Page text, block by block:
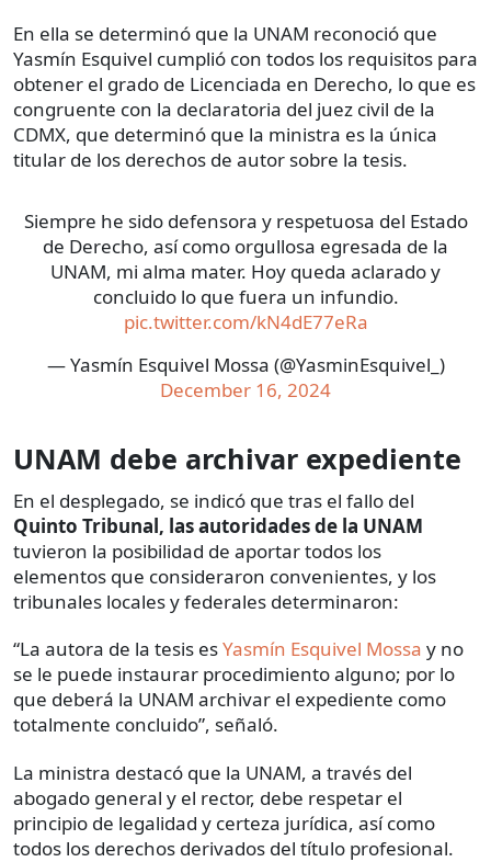
En ella se determinó que la UNAM reconoció que
Yasmín Esquivel cumplió con todos los requisitos para
obtener el grado de Licenciada en Derecho, lo que es
congruente con la declaratoria del juez civil de la
CDMX, que determinó que la ministra es la única
titular de los derechos de autor sobre la tesis.
Siempre he sido defensora y respetuosa del Estado
de Derecho, así como orgullosa egresada de la
UNAM, mi alma mater. Hoy queda aclarado y
concluido lo que fuera un infundio.
pic.twitter.com/kN4dE77eRa
— Yasmín Esquivel Mossa (@YasminEsquivel_)
December 16, 2024
UNAM debe archivar expediente
En el desplegado, se indicó que tras el fallo del
Quinto Tribunal, las autoridades de la UNAM
tuvieron la posibilidad de aportar todos los
elementos que consideraron convenientes, y los
tribunales locales y federales determinaron:
“La autora de la tesis esYasmín Esquivel Mossa y no
se le puede instaurar procedimiento alguno; por lo
que deberá la UNAM archivar el expediente como
totalmente concluido”, señaló.
La ministra destacó que la UNAM, a través del
abogado general y el rector, debe respetar el
principio de legalidad y certeza jurídica, así como
todos los derechos derivados del título profesional.